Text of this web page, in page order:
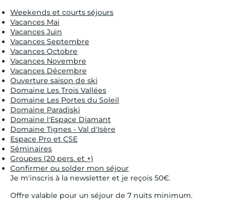
Weekends et courts séjours
Vacances Mai
Vacances Juin
Vacances Septembre
Vacances Octobre
Vacances Novembre
Vacances Décembre
Ouverture saison de ski
Domaine Les Trois Vallées
Domaine Les Portes du Soleil
Domaine Paradiski
Domaine l'Espace Diamant
Domaine Tignes - Val d'Isère
Espace Pro et CSE
Séminaires
Groupes (20 pers. et +)
Confirmer ou solder mon séjour
Je m'inscris à la newsletter et je reçois 50€.
Offre valable pour un séjour de 7 nuits minimum.